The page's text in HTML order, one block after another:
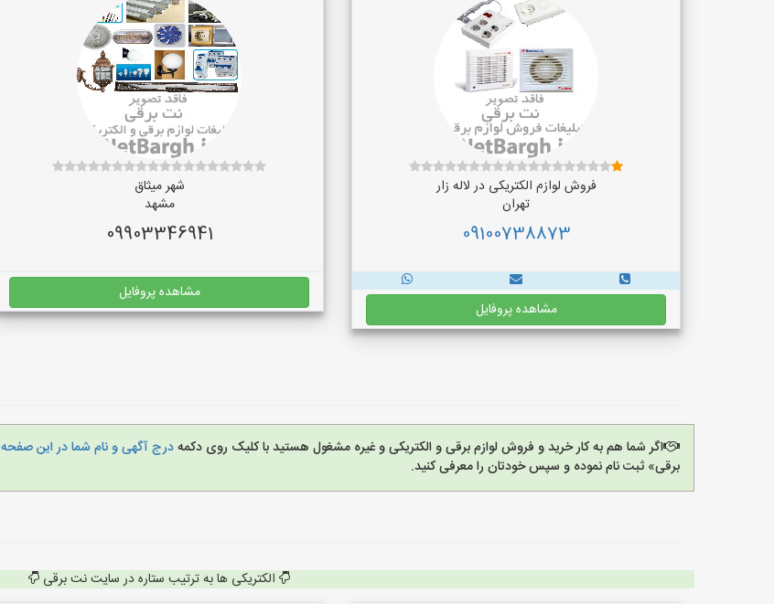
فروش لوازم الکتریکی در لاله زار
تهران
09100738873
مشاهده پروفایل
شهر میثاق
مشهد
09903346941
مشاهده پروفایل
اگر شما هم به کار خرید و فروش لوازم برقی و الکتریکی و غیره مشغول هستید با کلیک روی دکمهدرج آگهی و نام شما در این صفحه
برقی» ثبت نام نموده و سپس خودتان را معرفی کنید.
الکتریکی ها به ترتیب ستاره در سایت نت برقی